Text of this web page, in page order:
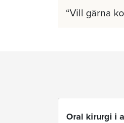
Vill gärna
Oral kirurgi i